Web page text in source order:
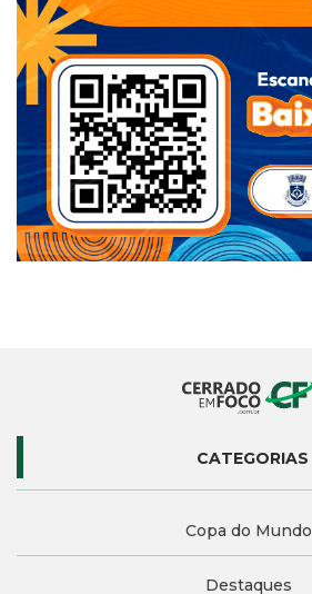
CATEGORIAS
Copa do Mundo
Destaques